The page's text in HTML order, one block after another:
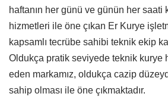
haftanın her günü ve günün her saati
hizmetleri ile öne çıkan Er Kurye
kapsamlı tecrübe sahibi teknik ekip
Oldukça pratik seviyede teknik kurye
eden markamız, oldukça cazip
sahip olması ile öne çıkmaktadır.